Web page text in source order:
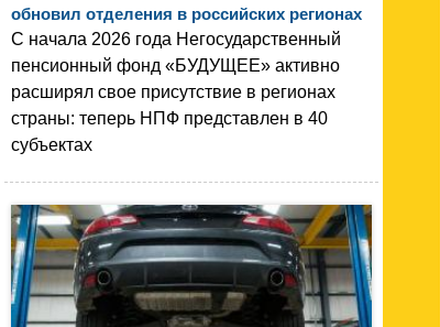
обновил отделения в российских регионах
С начала 2026 года Негосударственный
пенсионный фонд «БУДУЩЕЕ» активно
расширял свое присутствие в регионах
страны: теперь НПФ представлен в 40
субъектах